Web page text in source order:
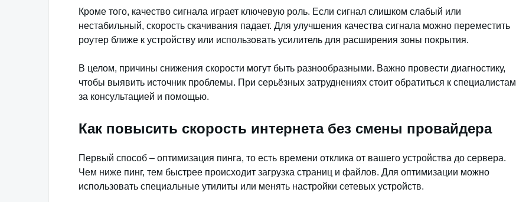
Кроме того, качество сигнала играет ключевую роль. Если сигнал слишком слабый или
нестабильный, скорость скачивания падает. Для улучшения качества сигнала можно переместить
роутер ближе к устройству или использовать усилитель для расширения зоны покрытия.
В целом, причины снижения скорости могут быть разнообразными. Важно провести диагностику,
чтобы выявить источник проблемы. При серьёзных затруднениях стоит обратиться к специалистам
за консультацией и помощью.
Как повысить скорость интернета без смены провайдера
Первый способ – оптимизация пинга, то есть времени отклика от вашего устройства до сервера.
Чем ниже пинг, тем быстрее происходит загрузка страниц и файлов. Для оптимизации можно
использовать специальные утилиты или менять настройки сетевых устройств.